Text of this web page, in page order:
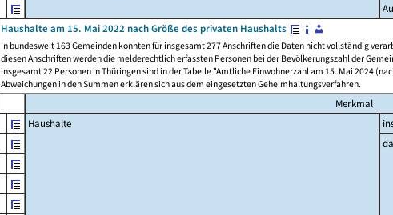
Haushalte am 15. Mai 2022 nach Größe des privaten Haushalts
In bundesweit 163 Gemeinden konnten für insgesamt 277 Anschriften die Daten nicht vollständig
diesen Anschriften werden die melderechtlich erfassten Personen bei der Bevölkerungszahl der
insgesamt 22 Personen in Thüringen sind in der Tabelle "Amtliche Einwohnerzahl am 15. Mai 2024
Abweichungen in den Summen erklären sich aus dem eingesetzten Geheimhaltungsverfahren.
Merkmal
Haushalte